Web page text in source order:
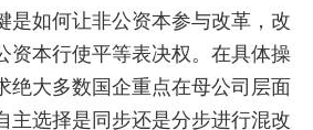
是如何让非公资本参与改革，改
资本行使平等表决权。在具体操
绝大多数国企重点在母公司层面
主选择是同步还是分步进行混改